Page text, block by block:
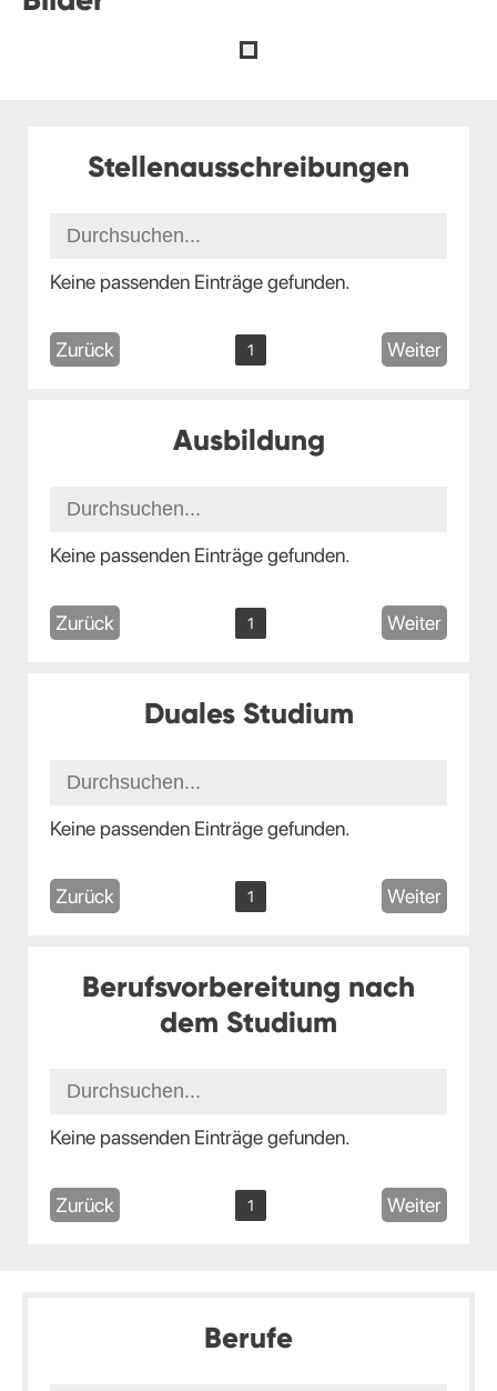
Stellenausschreibungen
Keine passenden Einträge gefunden.
Zurück 1 Weiter
Ausbildung
Keine passenden Einträge gefunden.
Zurück 1 Weiter
Duales Studium
Keine passenden Einträge gefunden.
Zurück 1 Weiter
Berufsvorbereitung nach
dem Studium
Keine passenden Einträge gefunden.
Zurück 1 Weiter
Berufe